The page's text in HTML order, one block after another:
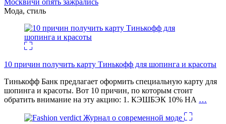
Москвичи опять зажрались
Мода, стиль
10 причин получить карту Тинькофф для шопинга и красоты
Тинькофф Банк предлагает оформить специальную карту для
шопинга и красоты. Вот 10 причин, по которым стоит
обратить внимание на эту акцию: 1. КЭШБЭК 10% НА …